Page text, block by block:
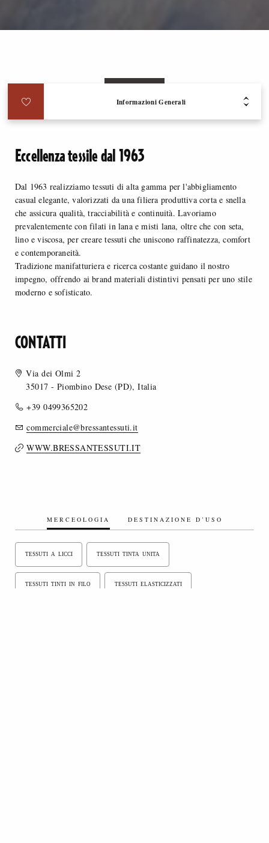
Informazioni Generali
Eccellenza tessile dal 1963
Dal 1963 realizziamo tessuti di alta gamma per l'abbigliamento
casual elegante, valorizzati da una filiera produttiva corta e snella
che assicura qualità, tracciabilità e continuità. Lavoriamo
prevalentemente con filati in lana e misti lana, oltre che con seta,
lino e viscosa, per creare tessuti che uniscono raffinatezza, comfort
e contemporaneità.
Tradizione manifatturiera e ricerca costante guidano il nostro
impegno, offrendo ai brand materiali distintivi pensati per uno stile
moderno e sofisticato.
CONTATTI
Via dei Olmi 2
35017 - Piombino Dese (PD), Italia
+39 0499365202
commerciale@bressantessuti.it
WWW.BRESSANTESSUTI.IT
MERCEOLOGIA DESTINAZIONE D’USO
TESSUTI A LICCI TESSUTI TINTA UNITA
TESSUTI TINTI IN FILO TESSUTI ELASTICIZZATI